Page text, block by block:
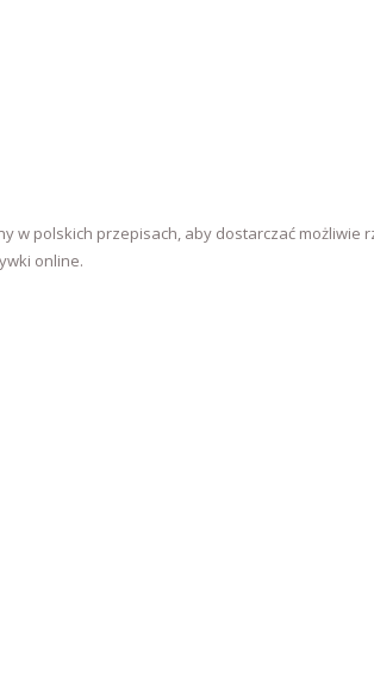
w polskich przepisach, aby dostarczać możliwie
online.